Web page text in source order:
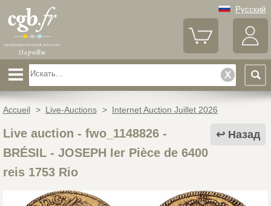
Русский
Accueil > Live-Auctions > Internet Auction Juillet 2026
Назад
Live auction - fwo_1148826-
BRÉSIL - JOSEPH Ier Pièce de 6400
reis 1753 Rio